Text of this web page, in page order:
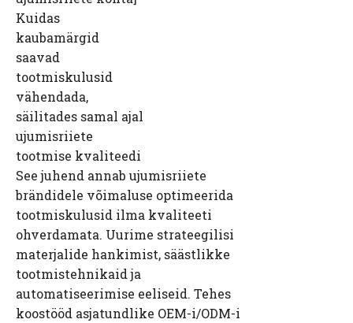
Kuidas
kaubamärgid
saavad
tootmiskulusid
vähendada,
säilitades samal ajal
ujumisriiete
tootmise kvaliteedi
See juhend annab ujumisriiete
brändidele võimaluse optimeerida
tootmiskulusid ilma kvaliteeti
ohverdamata. Uurime strateegilisi
materjalide hankimist, säästlikke
tootmistehnikaid ja
automatiseerimise eeliseid. Tehes
koostööd asjatundlike OEM-i/ODM-i